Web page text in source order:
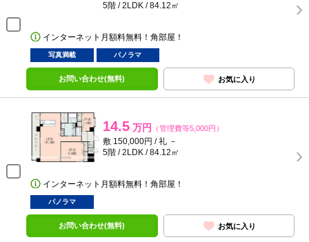
5階 / 2LDK / 84.12㎡
インターネット月額料無料！角部屋！
写真満載 パノラマ
お問い合わせ(無料) お気に入り
14.5 万円 （管理費等5,000円）
敷 150,000円 / 礼 －
5階 / 2LDK / 84.12㎡
インターネット月額料無料！角部屋！
パノラマ
お問い合わせ(無料) お気に入り